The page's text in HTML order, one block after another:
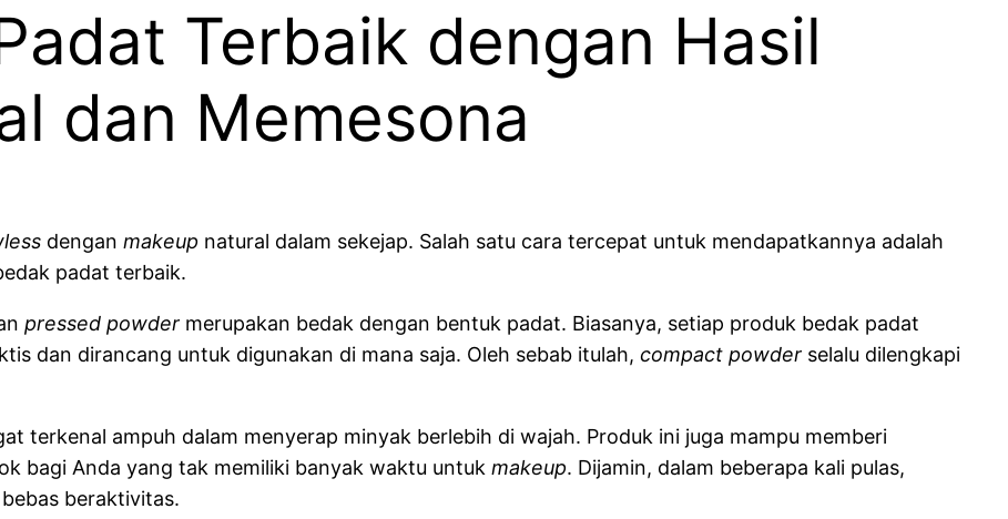
Terbaik dengan Hasil
dan Memesona
dengan makeup natural dalam sekejap. Salah satu cara tercepat untuk mendapatkannya adalah
padat terbaik.
pressed powder merupakan bedak dengan bentuk padat. Biasanya, setiap produk bedak padat
dan dirancang untuk digunakan di mana saja. Oleh sebab itulah, compact powder selalu dilengkapi
terkenal ampuh dalam menyerap minyak berlebih di wajah. Produk ini juga mampu memberi
bagi Anda yang tak memiliki banyak waktu untuk makeup. Dijamin, dalam beberapa kali pulas,
beraktivitas.